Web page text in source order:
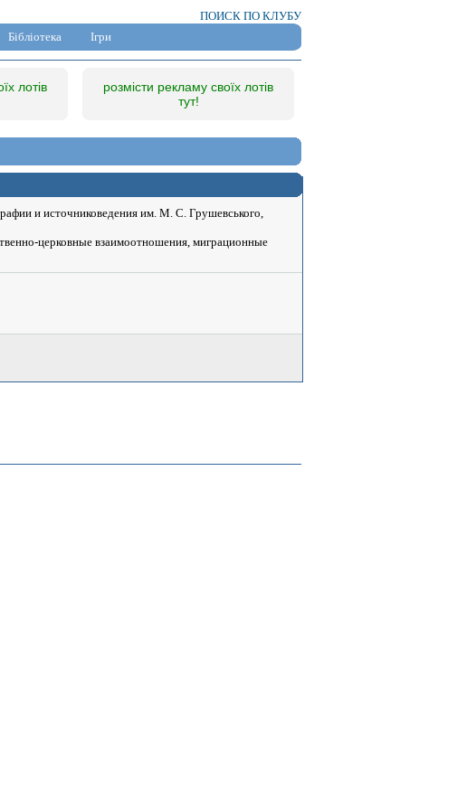
ПОИСК ПО КЛУБУ
Бібліотека Ігри
лотів
розмісти рекламу своїх лотів
тут!
и источниковедения им. М. С. Грушевського,
церковные взаимоотношения, миграционные